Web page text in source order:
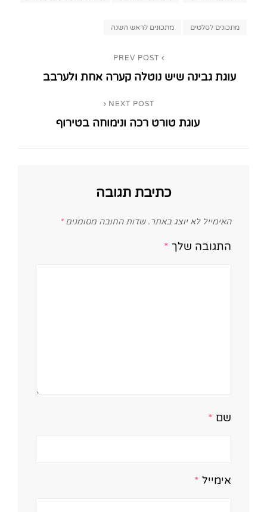
Tags,מתכונים לסלטים מתכונים לראש השנה
Post
PREV POST
עוגת גבינה שיש נוטלה קערה אחת ולערבב
NEXT POST
עוגת טורט רכה ונימוחה בטירוף
כתיבת תגובה
האימייל לא יוצג באתר. שדות החובה מסומנים*
התגובה שלך *
שם *
אימייל *